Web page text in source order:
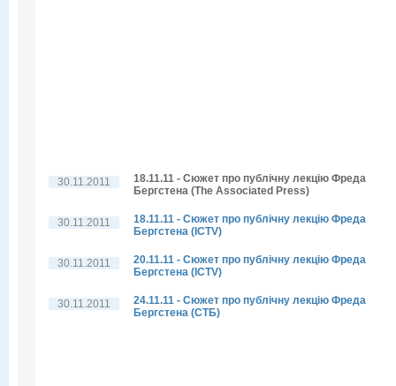
30.11.2011
18.11.11 - Сюжет про публічну лекцію Фреда
Бергстена (The Associated Press)
30.11.2011
18.11.11 - Сюжет про публічну лекцію Фреда
Бергстена (ICTV)
30.11.2011
20.11.11 - Сюжет про публічну лекцію Фреда
Бергстена (ICTV)
30.11.2011
24.11.11 - Сюжет про публічну лекцію Фреда
Бергстена (СТБ)